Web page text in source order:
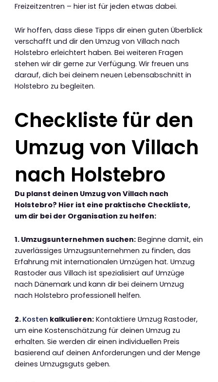
Freizeitzentren – hier ist für jeden etwas dabei.
Wir hoffen, dass diese Tipps dir einen guten Überblick
verschafft und dir den Umzug von Villach nach
Holstebro erleichtert haben. Bei weiteren Fragen
stehen wir dir gerne zur Verfügung. Wir freuen uns
darauf, dich bei deinem neuen Lebensabschnitt in
Holstebro zu begleiten.
Checkliste für den
Umzug von Villach
nach Holstebro
Du planst deinen Umzug von Villach nach
Holstebro? Hier ist eine praktische Checkliste,
um dir bei der Organisation zu helfen:
1. Umzugsunternehmen suchen: Beginne damit, ein
zuverlässiges Umzugsunternehmen zu finden, das
Erfahrung mit internationalen Umzügen hat. Umzug
Rastoder aus Villach ist spezialisiert auf Umzüge
nach Dänemark und kann dir bei deinem Umzug
nach Holstebro professionell helfen.
2. Kosten kalkulieren: Kontaktiere Umzug Rastoder,
um eine Kostenschätzung für deinen Umzug zu
erhalten. Sie werden dir einen individuellen Preis
basierend auf deinen Anforderungen und der Menge
deines Umzugsguts geben.